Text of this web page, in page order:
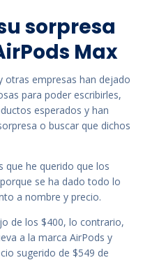
sorpresa
Max
otras empresas han dejado
para poder escribirles,
esperados y han
o buscar que dichos
que he querido que los
se ha dado todo lo
a nombre y precio.
de los $400, lo contrario,
a la marca AirPods y
sugerido de $549 de